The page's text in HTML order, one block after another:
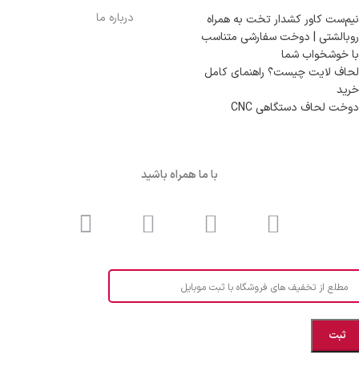
نیم‌ست کاور کشدار تخت به همراه
روبالشتی | دوخت سفارشی متناسب
با خوشخواب شما
لحاف لایت چیست؟ راهنمای کامل
خرید
دوخت لحاف دستگاهی CNC
درباره ما
با ما همراه باشید
مطلع از تخفیف های فروشگاه با ثبت موبایل